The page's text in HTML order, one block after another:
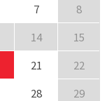
7
8
14
15
21
22
28
29